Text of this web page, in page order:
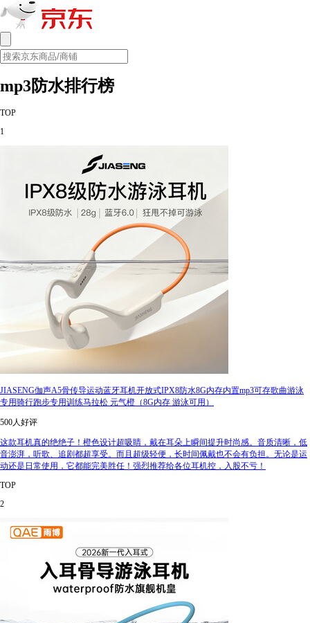
mp3防水排行榜
TOP
1
JIASENG伽声A5骨传导运动蓝牙耳机开放式IPX8防水8G内存内置mp3可存歌曲游泳
专用骑行跑步专用训练马拉松 元气橙（8G内存 游泳可用）
500人好评
这款耳机真的绝绝子！橙色设计超吸睛，戴在耳朵上瞬间提升时尚感。音质清晰，低
音澎湃，听歌、追剧都超享受。而且超级轻便，长时间佩戴也不会有负担。无论是运
动还是日常使用，它都能完美胜任！强烈推荐给各位耳机控，入股不亏！
TOP
2